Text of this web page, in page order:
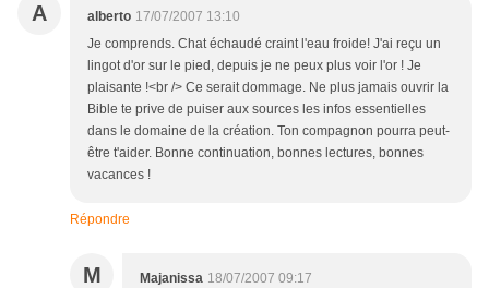
A alberto 17/07/2007 13:10
Je comprends. Chat échaudé craint l'eau froide! J'ai reçu un
lingot d'or sur le pied, depuis je ne peux plus voir l'or ! Je
plaisante !<br /> Ce serait dommage. Ne plus jamais ouvrir la
Bible te prive de puiser aux sources les infos essentielles
dans le domaine de la création. Ton compagnon pourra peut-
être t'aider. Bonne continuation, bonnes lectures, bonnes
vacances !
Répondre
M Majanissa 18/07/2007 09:17